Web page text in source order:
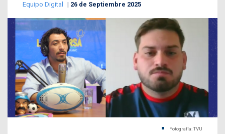
Equipo Digital 26 de Septiembre 2025
Fotografía: TVU